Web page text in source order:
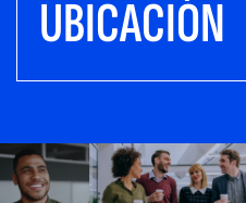
UBICACIÓN